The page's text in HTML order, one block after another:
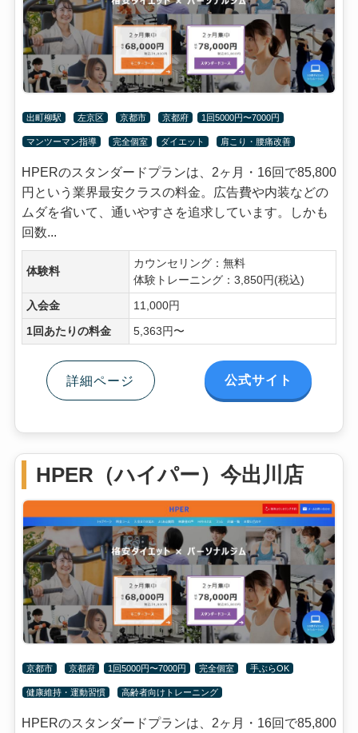
出町柳駅 左京区 京都市 京都府 1回5000円〜7000円
マンツーマン指導 完全個室 ダイエット 肩こり・腰痛改善
HPERのスタンダードプランは、2ヶ月・16回で85,800
円という業界最安クラスの料金。広告費や内装などの
ムダを省いて、通いやすさを追求しています。しかも
回数...
体験料
カウンセリング：無料
体験トレーニング：3,850円(税込)
入会金 11,000円
1回あたりの料金 5,363円〜
詳細ページ 公式サイト
HPER（ハイパー）今出川店
京都市 京都府 1回5000円〜7000円 完全個室 手ぶらOK
健康維持・運動習慣 高齢者向けトレーニング
HPERのスタンダードプランは、2ヶ月・16回で85,800